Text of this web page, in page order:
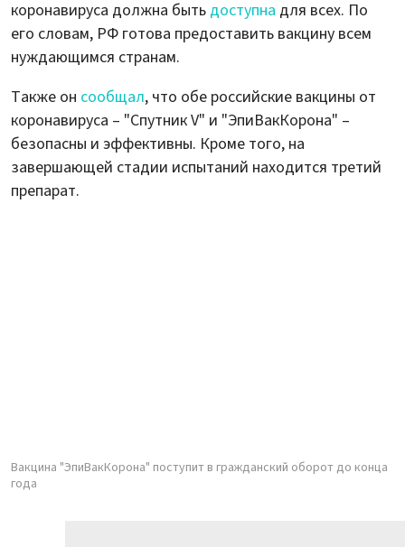
коронавируса должна быть доступна для всех. По
его словам, РФ готова предоставить вакцину всем
нуждающимся странам.
Также он сообщал, что обе российские вакцины от
коронавируса – "Спутник V" и "ЭпиВакКорона" –
безопасны и эффективны. Кроме того, на
завершающей стадии испытаний находится третий
препарат.
Вакцина "ЭпиВакКорона" поступит в гражданский оборот до конца
года